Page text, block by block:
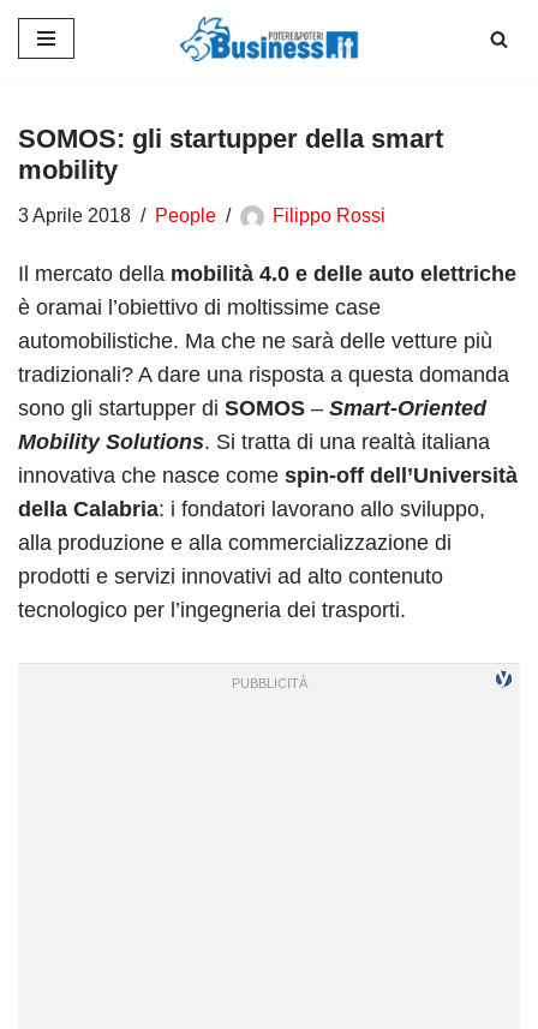
contenuto
SOMOS: gli startupper della smart
mobility
3 Aprile 2018 People Filippo Rossi
Il mercato della mobilità 4.0 e delle auto elettriche
è oramai l’obiettivo di moltissime case
automobilistiche. Ma che ne sarà delle vetture più
tradizionali? A dare una risposta a questa domanda
sono gli startupper di SOMOS – Smart-Oriented
Mobility Solutions. Si tratta di una realtà italiana
innovativa che nasce come spin-off dell’Università
della Calabria: i fondatori lavorano allo sviluppo,
alla produzione e alla commercializzazione di
prodotti e servizi innovativi ad alto contenuto
tecnologico per l’ingegneria dei trasporti.